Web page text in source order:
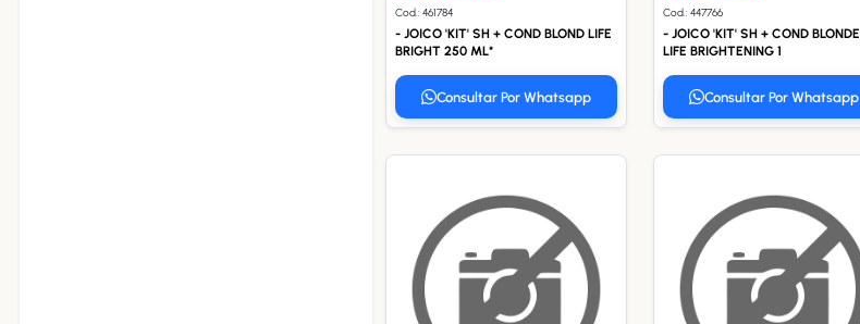
Cod.: 461784
- JOICO 'KIT' SH + COND BLOND LIFE
BRIGHT 250 ML*
Consultar Por Whatsapp
Cod.: 447766
- JOICO 'KIT' SH + COND BLONDE
LIFE BRIGHTENING 1
Consultar Por Whatsapp